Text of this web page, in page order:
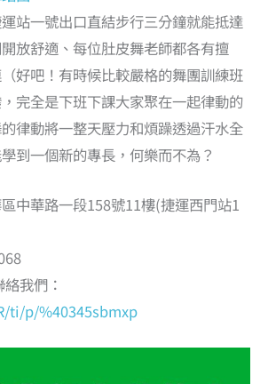
站一號出口直結步行三分鐘就能抵達
放舒適、每位肚皮舞老師都各有擅
好吧！有時候比較嚴格的舞團訓練班
完全是下班下課大家聚在一起律動的
律動將一整天壓力和煩躁透過汗水全
到一個新的專長，何樂而不為？
中華路一段158號11樓(捷運西門站1
我們：
ti/p/%40345sbmxp